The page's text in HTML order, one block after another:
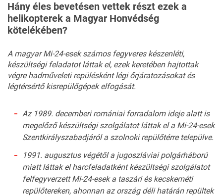
Hány éles bevetésen vettek részt ezek a
helikopterek a Magyar Honvédség
kötelékében?
A magyar Mi-24-esek számos fegyveres készenléti,
készültségi feladatot láttak el, ezek keretében hajtottak
végre hadműveleti repülésként légi őrjáratozásokat és
légtérsértő kisrepülőgépek elfogását.
Az 1989. decemberi romániai forradalom ideje alatt is
megelőző készültségi szolgálatot láttak el a Mi-24-esek
Szentkirályszabadjáról a szolnoki repülőtérre települve.
1991. augusztus végétől a jugoszláviai polgárháború
miatt láttak el harcfeladatként készültségi szolgálatot
felfegyverzett Mi-24-esek a taszári és kecskeméti
repülőtereken, ahonnan az ország déli határán repültek